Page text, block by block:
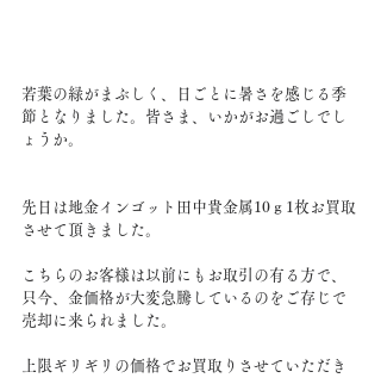
若葉の緑がまぶしく、日ごとに暑さを感じる季
節となりました。皆さま、いかがお過ごしでし
ょうか。
先日は地金インゴット田中貴金属10ｇ1枚お買取
させて頂きました。
こちらのお客様は以前にもお取引の有る方で、
只今、金価格が大変急騰しているのをご存じで
売却に来られました。
上限ギリギリの価格でお買取りさせていただき